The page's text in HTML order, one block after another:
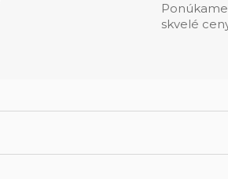
skvelé